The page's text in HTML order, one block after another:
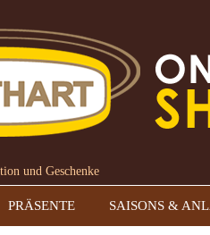
und Geschenke
PRÄSENTE SAISONS &